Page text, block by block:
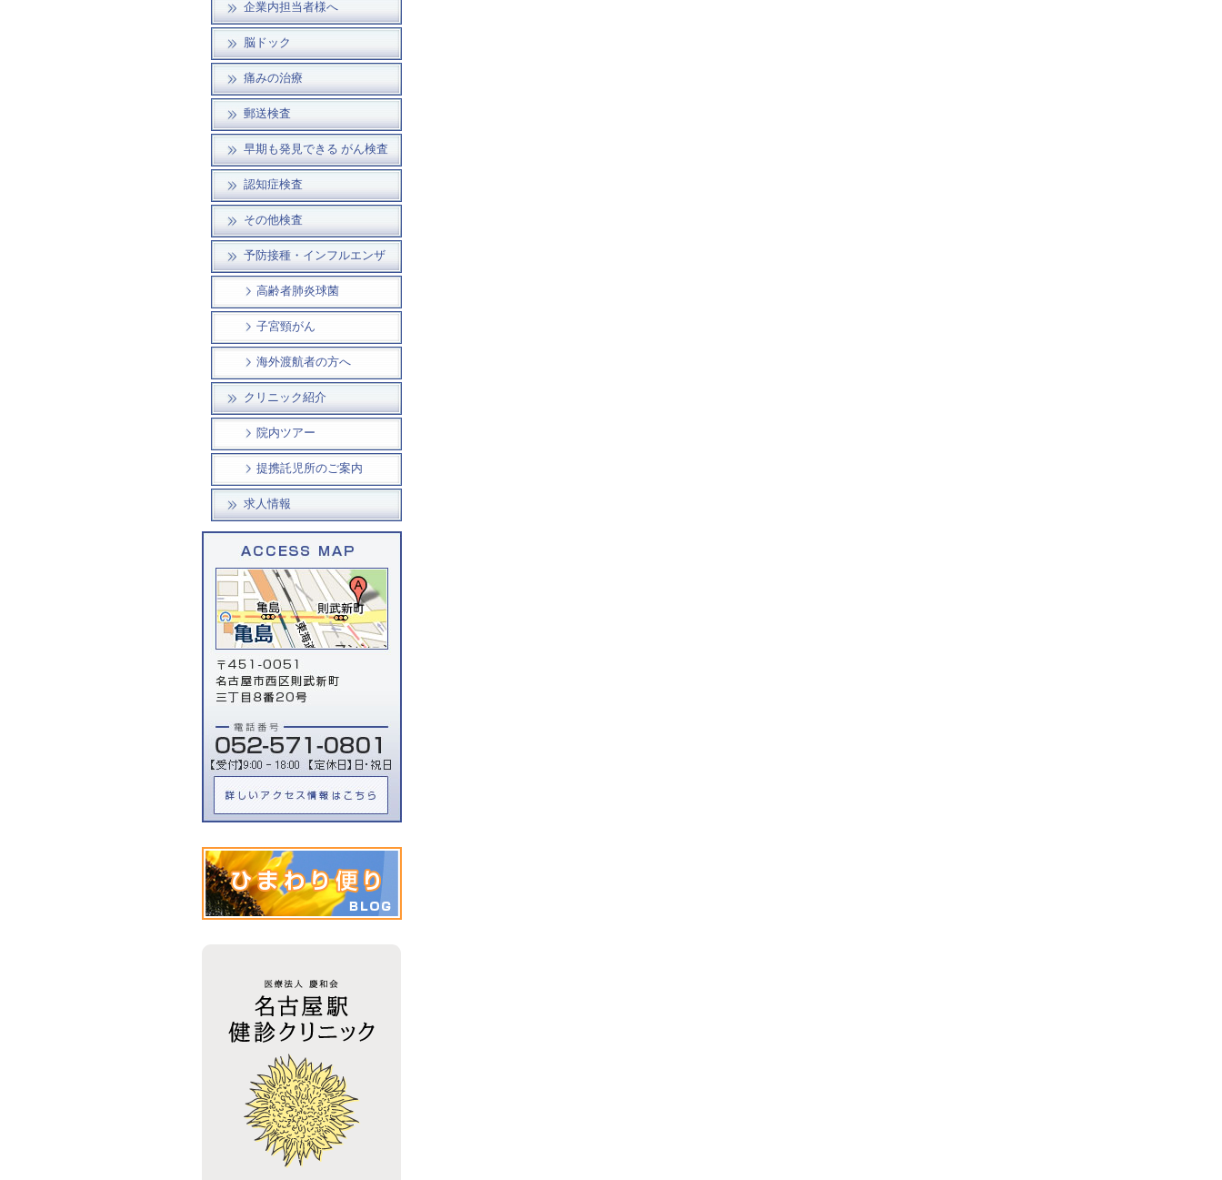
企業内担当者様へ
脳ドック
痛みの治療
郵送検査
早期も発見できる がん検査
認知症検査
その他検査
予防接種・インフルエンザ
高齢者肺炎球菌
子宮頸がん
海外渡航者の方へ
クリニック紹介
院内ツアー
提携託児所のご案内
求人情報